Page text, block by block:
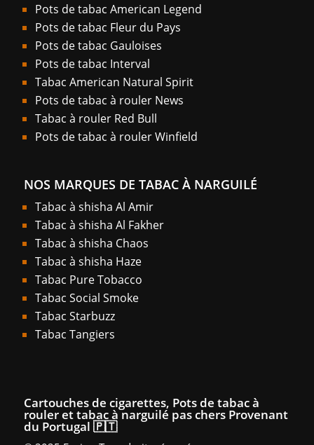
Pots de tabac American Legend
Pots de tabac Fleur du Pays
Pots de tabac Gauloises
Pots de tabac Interval
Tabac American Natural Spirit
Pots de tabac à rouler News
Tabac à rouler Red Bull
Pots de tabac à rouler Winfield
NOS MARQUES DE TABAC À NARGUILÉ
Tabac à shisha Al Amir
Tabac à shisha Al Fakher
Tabac à shisha Chaos
Tabac à shisha Haze
Tabac Pure Tobacco
Tabac Social Smoke
Tabac Starbuzz
Tabac Tangiers
Cartouches de cigarettes, Pots de tabac à
rouler et tabac à narguilé pas chers Provenant
du Portugal 🇵🇹